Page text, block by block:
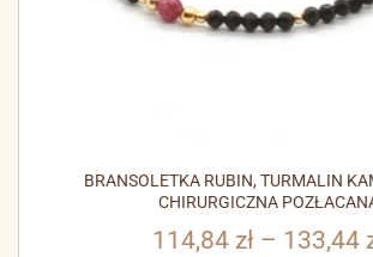
BRANSOLETKA RUBIN, TURMALIN
CHIRURGICZNA
114,84 zł – 133,44